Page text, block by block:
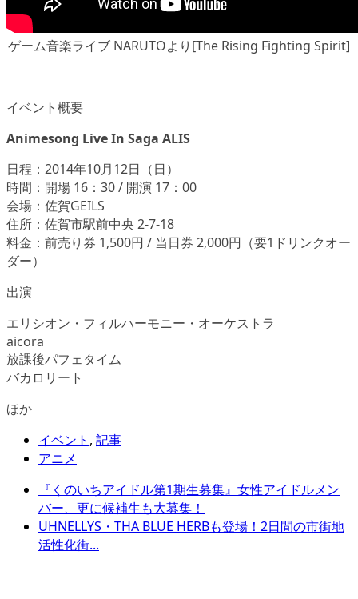
ゲーム音楽ライブ NARUTOより[The Rising Fighting Spirit]
イベント概要
Animesong Live In Saga ALIS
日程：2014年10月12日（日）
時間：開場 16：30 / 開演 17：00
会場：佐賀GEILS
住所：佐賀市駅前中央 2-7-18
料金：前売り券 1,500円 / 当日券 2,000円（要1ドリンクオー
ダー）
出演
エリシオン・フィルハーモニー・オーケストラ
aicora
放課後パフェタイム
バカロリート
ほか
イベント , 記事
アニメ
『くのいちアイドル第1期生募集』女性アイドルメン
バー、更に候補生も大募集！
UHNELLYS・THA BLUE HERBも登場！2日間の市街地
活性化街...